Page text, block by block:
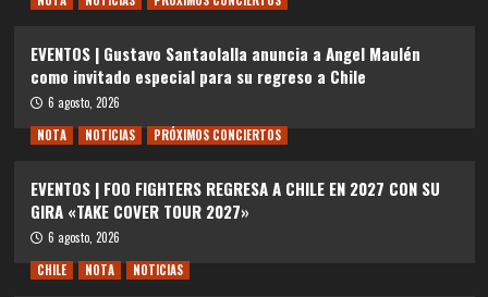
EVENTOS | Gustavo Santaolalla anuncia a Angel Maulén
como invitado especial para su regreso a Chile
6 agosto, 2026
NOTA
NOTICIAS PRÓXIMOS CONCIERTOS
EVENTOS | FOO FIGHTERS REGRESA A CHILE EN 2027 CON SU
GIRA «TAKE COVER TOUR 2027»
6 agosto, 2026
CHILE
NOTA NOTICIAS